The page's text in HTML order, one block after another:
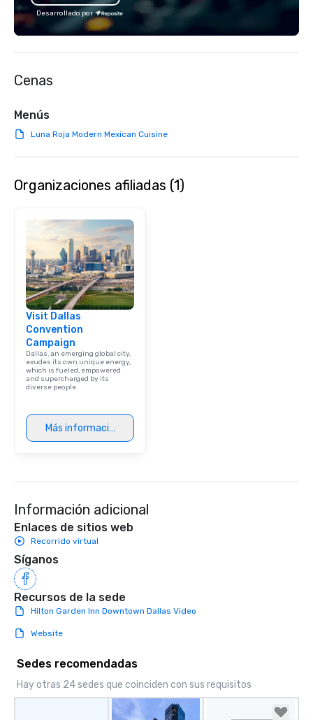
Desarrollado por
Cenas
Menús
Luna Roja Modern Mexican Cuisine
Organizaciones afiliadas (1)
Visit Dallas
Convention
Campaign
Dallas, an emerging global city,
exudes its own unique energy,
which is fueled, empowered
and supercharged by its
diverse people.
Más información
Información adicional
Enlaces de sitios web
Recorrido virtual
Síganos
Recursos de la sede
Hilton Garden Inn Downtown Dallas Video
Website
Sedes recomendadas
Hay otras 24 sedes que coinciden con sus requisitos